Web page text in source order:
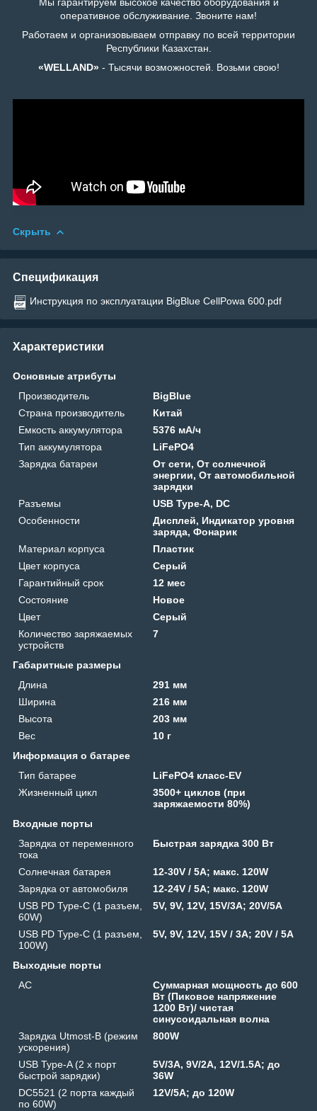
оперативное обслуживание. Звоните нам!
Работаем и организовываем отправку по всей территории
Республики Казахстан.
«WELLAND»- Тысячи возможностей. Возьми свою!
Скрыть
Спецификация
Инструкция по эксплуатации BigBlue CellPowa 600.pdf
Характеристики
Основные атрибуты
Производитель
BigBlue
Страна производитель
Китай
Емкость аккумулятора
5376 мА/ч
Тип аккумулятора
LiFePO4
Зарядка батареи
От сети, От солнечной
энергии, От автомобильной
зарядки
Разъемы
USB Type-A, DC
Особенности
Дисплей, Индикатор уровня
заряда, Фонарик
Материал корпуса
Пластик
Цвет корпуса
Серый
Гарантийный срок
12 мес
Состояние
Новое
Цвет
Серый
Количество заряжаемых
устройств
7
Габаритные размеры
Длина
291 мм
Ширина
216 мм
Высота
203 мм
Вес
10 г
Информация о батарее
Тип батарее
LiFePO4 класс-EV
Жизненный цикл
3500+ циклов (при
заряжаемости 80%)
Входные порты
Зарядка от переменного
тока
Быстрая зарядка 300 Вт
Солнечная батарея
12-30V / 5A; макс. 120W
Зарядка от автомобиля
12-24V / 5A; макс. 120W
USB PD Type-C (1 разъем,
60W)
5V, 9V, 12V, 15V/3A; 20V/5A
USB PD Type-C (1 разъем,
100W)
5V, 9V, 12V, 15V / 3A; 20V / 5A
Выходные порты
AC
Суммарная мощность до 600
Вт (Пиковое напряжение
1200 Вт)/ чистая
синусоидальная волна
Зарядка Utmost-B (режим
ускорения)
800W
USB Type-A (2 x порт
быстрой зарядки)
5V/3A, 9V/2A, 12V/1.5A; до
36W
DC5521 (2 порта каждый
по 60W)
12V/5A; до 120W